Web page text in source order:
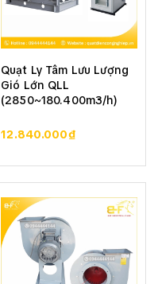
Quạt Ly Tâm Lưu Lượng
Gió Lớn QLL
(2850~180.400m3/h)
12.840.000₫